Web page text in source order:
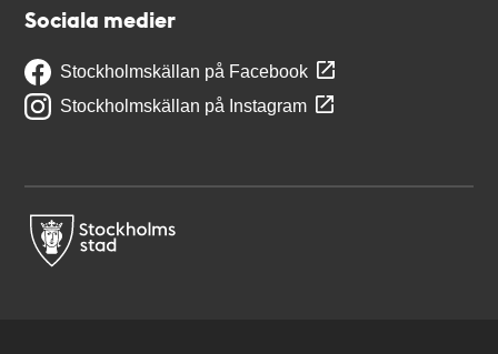
Sociala medier
Stockholmskällan på Facebook
Stockholmskällan på Instagram